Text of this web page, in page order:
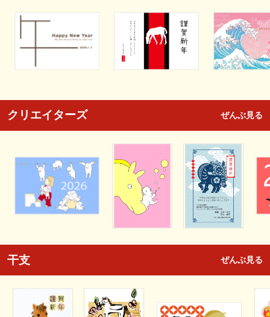
クリエイターズ ぜんぶ見る
干支 ぜんぶ見る